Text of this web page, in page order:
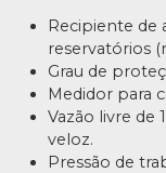
Recipiente de
reservatórios
Grau de
Medidor para
Vazão livre de
veloz.
Pressão de